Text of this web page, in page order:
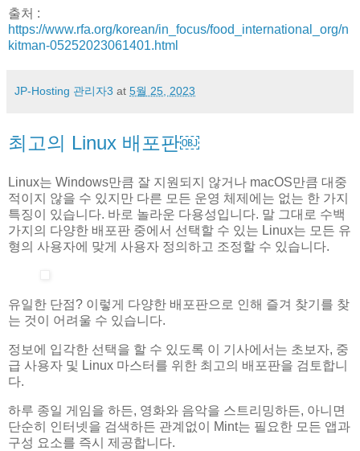
출처 :
https://www.rfa.org/korean/in_focus/food_international_org/n
kitman-05252023061401.html
JP-Hosting 관리자3 at 5월 25, 2023
최고의 Linux 배포판￼
Linux는 Windows만큼 잘 지원되지 않거나 macOS만큼 대중
적이지 않을 수 있지만 다른 모든 운영 체제에는 없는 한 가지
특징이 있습니다. 바로 놀라운 다용성입니다. 말 그대로 수백
가지의 다양한 배포판 중에서 선택할 수 있는 Linux는 모든 유
형의 사용자에 맞게 사용자 정의하고 조정할 수 있습니다.
유일한 단점? 이렇게 다양한 배포판으로 인해 즐겨 찾기를 찾
는 것이 어려울 수 있습니다.
정보에 입각한 선택을 할 수 있도록 이 기사에서는 초보자, 중
급 사용자 및 Linux 마스터를 위한 최고의 배포판을 검토합니
다.
하루 종일 게임을 하든, 영화와 음악을 스트리밍하든, 아니면
단순히 인터넷을 검색하든 관계없이 Mint는 필요한 모든 앱과
구성 요소를 즉시 제공합니다.